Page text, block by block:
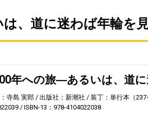
、道に迷わば年輪を
年への旅―あるいは、道
寺島 実郎 出版社：新潮社 装丁：単行本（237
ISBN-13：978-4104022038